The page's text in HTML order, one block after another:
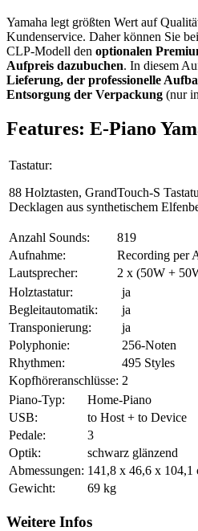
Yamaha legt größten Wert auf
Kundenservice. Daher können Sie
CLP-Modell den optionalen
Aufpreis dazubuchen. In diesem
Lieferung, der professionelle
Entsorgung der Verpackung (nur
Features: E-Piano
Tastatur:
88 Holztasten, GrandTouch-S
Decklagen aus synthetischem
Anzahl Sounds:
819
Aufnahme:
Recording per
Lautsprecher:
2 x (50W +
Holztastatur:
ja
Begleitautomatik:
ja
Transponierung:
ja
Polyphonie:
256-Noten
Rhythmen:
495 Styles
Kopfhöreranschlüsse: 2
Piano-Typ:
Home-Piano
USB:
to Host + to Device
Pedale:
3
Optik:
schwarz glänzend
Abmessungen: 141,8 x 46,6 x 104,1
Gewicht:
69 kg
Weitere Infos